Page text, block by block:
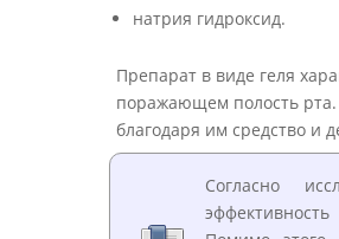
натрия гидроксид.
Препарат в виде геля
поражающем полость рта.
благодаря им средство и
Согласно